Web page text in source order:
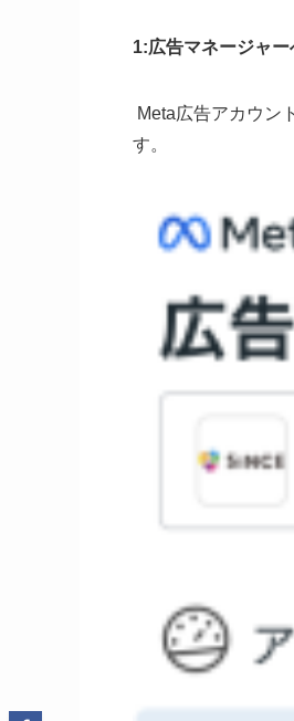
1:広告マネージャ
Meta広告アカウン
す。